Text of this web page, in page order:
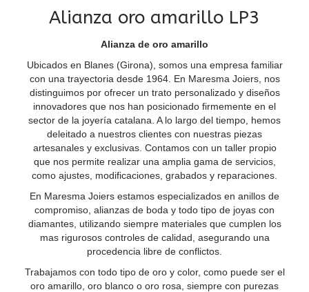
Alianza oro amarillo LP3
Alianza de oro amarillo
Ubicados en Blanes (Girona), somos una empresa familiar
con una trayectoria desde 1964. En Maresma Joiers, nos
distinguimos por ofrecer un trato personalizado y diseños
innovadores que nos han posicionado firmemente en el
sector de la joyería catalana. A lo largo del tiempo, hemos
deleitado a nuestros clientes con nuestras piezas
artesanales y exclusivas. Contamos con un taller propio
que nos permite realizar una amplia gama de servicios,
como ajustes, modificaciones, grabados y reparaciones.
En Maresma Joiers estamos especializados en anillos de
compromiso, alianzas de boda y todo tipo de joyas con
diamantes, utilizando siempre materiales que cumplen los
mas rigurosos controles de calidad, asegurando una
procedencia libre de conflictos.
Trabajamos con todo tipo de oro y color, como puede ser el
oro amarillo, oro blanco o oro rosa, siempre con purezas